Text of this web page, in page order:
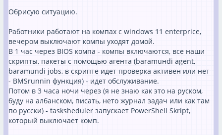
Обрисую ситуацию.
Работники работают на компах с windows 11 enterprice,
вечером выключают компы уходят домой.
В 1 час через BIOS компа - компы включаются, все наши
скрипты, пакеты с помощью агента (baramuнdi agent,
baramundi jobs, в скрипте идет проверка активен или нет
- BMSrunnin функция) - идет обслуживание.
Потом в 3 часа ночи через (я не знаю как это на руском,
буду на албанском, писать, нето журнал задач или как там
по русски) - tasksheduler запускает PowerShell Skript,
который выключает комп.